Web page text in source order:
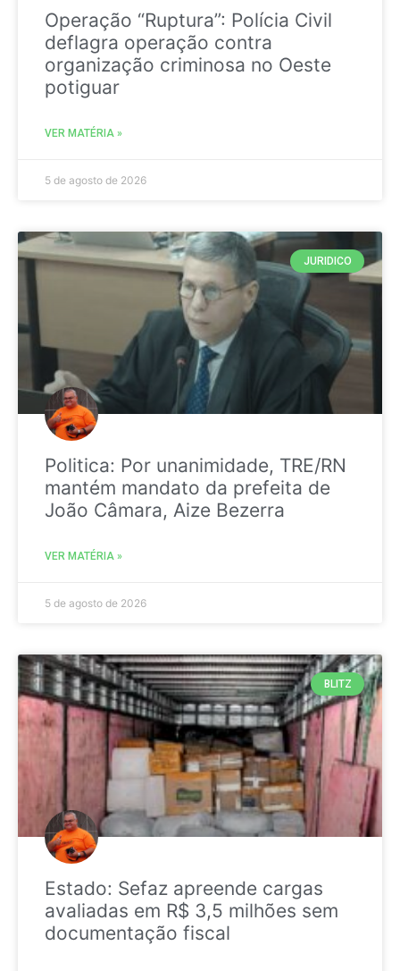
Operação “Ruptura”: Polícia Civil
deflagra operação contra
organização criminosa no Oeste
potiguar
VER MATÉRIA »
5 de agosto de 2026
JURIDICO
Politica: Por unanimidade, TRE/RN
mantém mandato da prefeita de
João Câmara, Aize Bezerra
VER MATÉRIA »
5 de agosto de 2026
BLITZ
Estado: Sefaz apreende cargas
avaliadas em R$ 3,5 milhões sem
documentação fiscal